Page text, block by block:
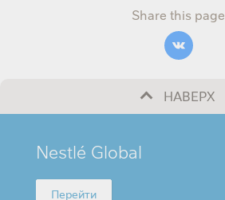
Share this page
НАВЕРХ
FOOTER
Nestlé Global
Перейти